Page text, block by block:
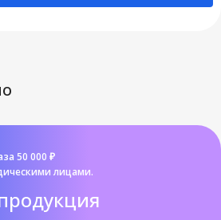
50 000 ₽
лицами.